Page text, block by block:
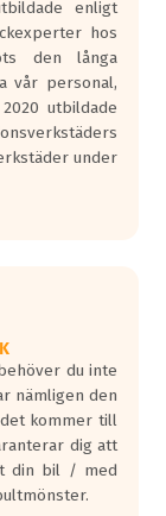
enligt
hos
den långa
vår personal,
utbildade
under
du inte
nämligen den
kommer till
dig att
din bil / med